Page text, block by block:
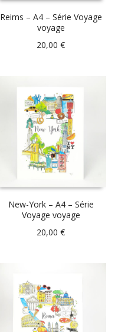
Reims – A4 – Série Voyage
voyage
20,00€
New-York – A4 – Série
Voyage voyage
20,00€